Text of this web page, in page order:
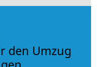
den Umzug